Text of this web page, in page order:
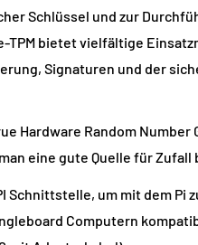
Schlüssel und zur
TPM bietet vielfältige
Signaturen und der
Hardware Random Number
eine gute Quelle für Zufall
Schnittstelle, um mit dem Pi
Computern